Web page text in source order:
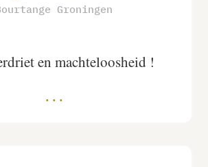
Groningen
en machteloosheid !